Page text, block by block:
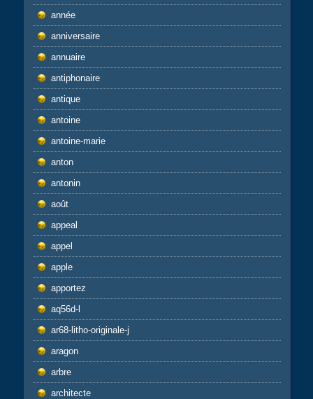
année
anniversaire
annuaire
antiphonaire
antique
antoine
antoine-marie
anton
antonin
août
appeal
appel
apple
apportez
aq56d-l
ar68-litho-originale-j
aragon
arbre
architecte